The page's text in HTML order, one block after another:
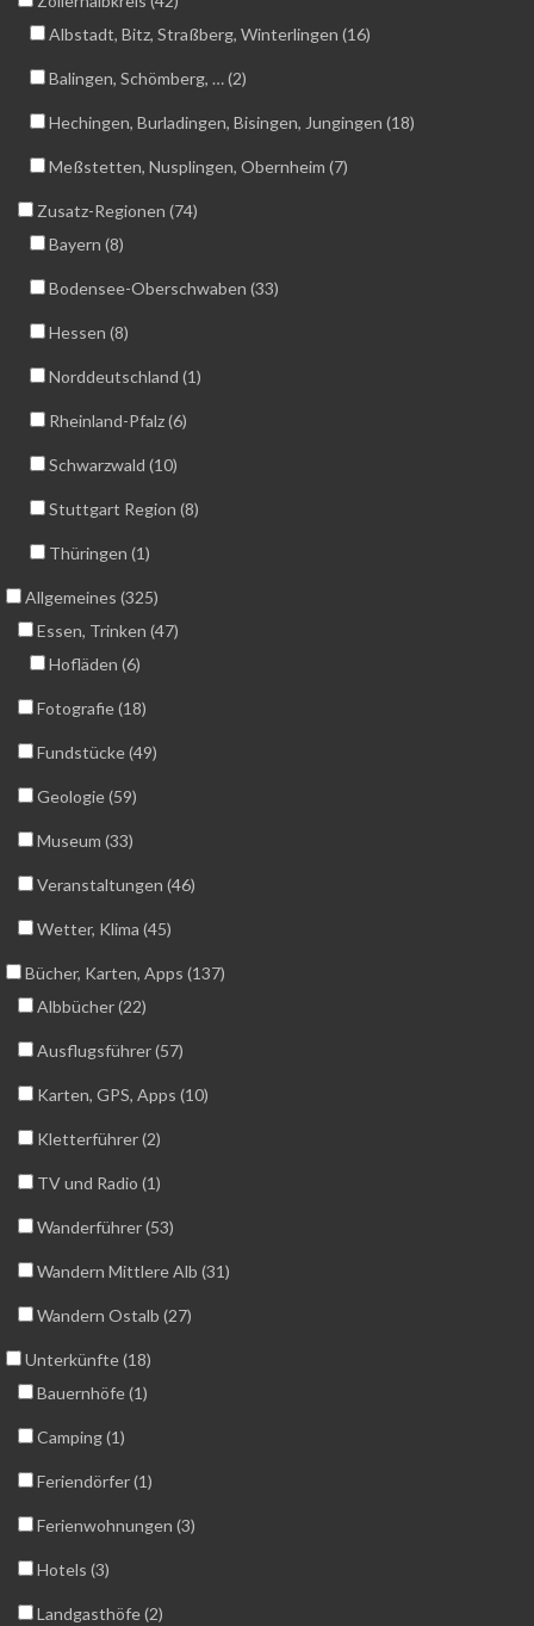
Albstadt, Bitz, Straßberg, Winterlingen (16)
Balingen, Schömberg, … (2)
Hechingen, Burladingen, Bisingen, Jungingen (18)
Meßstetten, Nusplingen, Obernheim (7)
Zusatz-Regionen (74)
Bayern (8)
Bodensee-Oberschwaben (33)
Hessen (8)
Norddeutschland (1)
Rheinland-Pfalz (6)
Schwarzwald (10)
Stuttgart Region (8)
Thüringen (1)
Allgemeines (325)
Essen, Trinken (47)
Hofläden (6)
Fotografie (18)
Fundstücke (49)
Geologie (59)
Museum (33)
Veranstaltungen (46)
Wetter, Klima (45)
Bücher, Karten, Apps (137)
Albbücher (22)
Ausflugsführer (57)
Karten, GPS, Apps (10)
Kletterführer (2)
TV und Radio (1)
Wanderführer (53)
Wandern Mittlere Alb (31)
Wandern Ostalb (27)
Unterkünfte (18)
Bauernhöfe (1)
Camping (1)
Feriendörfer (1)
Ferienwohnungen (3)
Hotels (3)
Landgasthöfe (2)